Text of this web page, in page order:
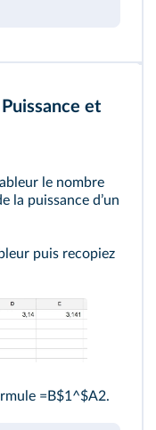
Puissance et
le nombre
la puissance dʼun
puis recopiez
=B$1^$A2.